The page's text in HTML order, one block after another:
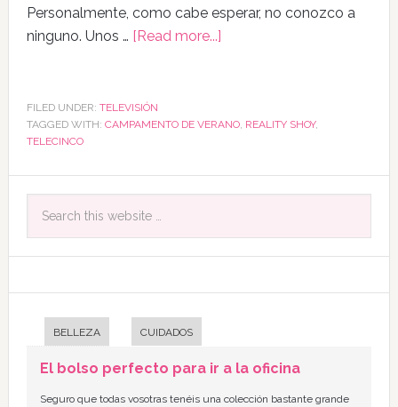
Personalmente, como cabe esperar, no conozco a
ninguno. Unos … [Read more...]
FILED UNDER: TELEVISIÓN
TAGGED WITH: CAMPAMENTO DE VERANO, REALITY SHOY,
TELECINCO
BELLEZA CUIDADOS
El bolso perfecto para ir a la oficina
Seguro que todas vosotras tenéis una colección bastante grande